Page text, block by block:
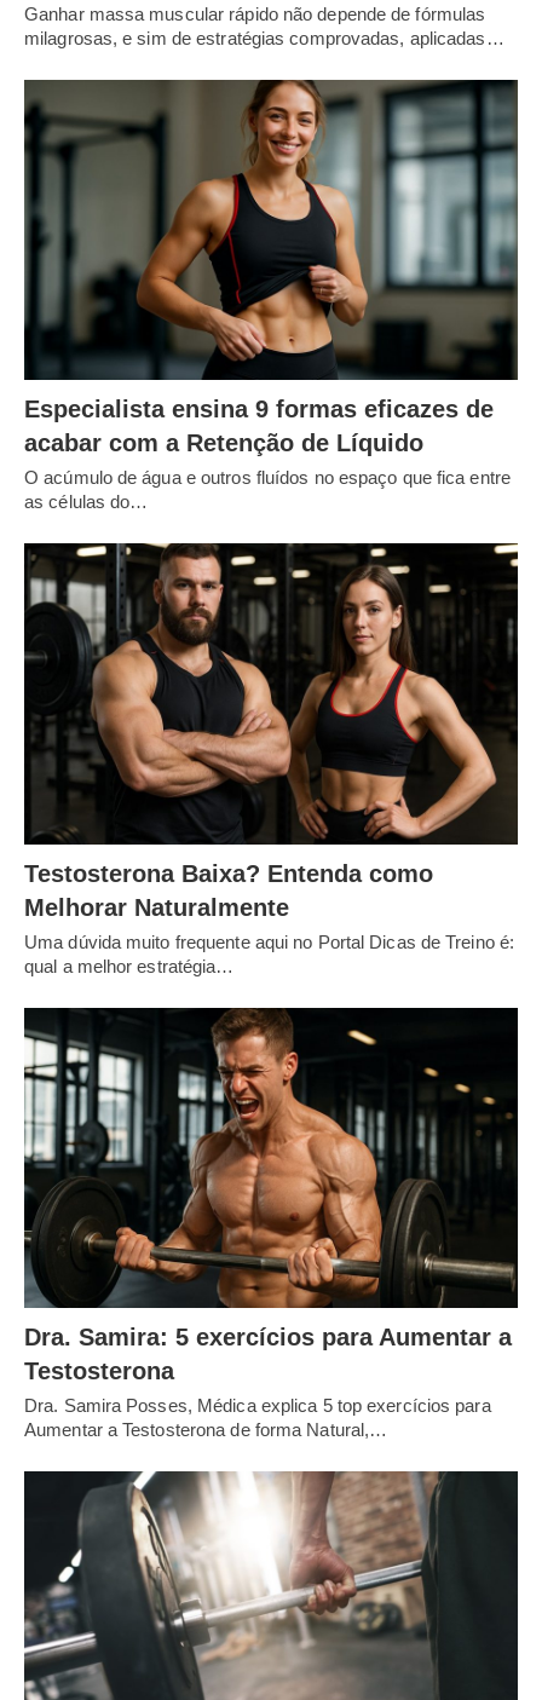
Ganhar massa muscular rápido não depende de fórmulas
milagrosas, e sim de estratégias comprovadas, aplicadas…
Especialista ensina 9 formas eficazes de
acabar com a Retenção de Líquido
O acúmulo de água e outros fluídos no espaço que fica entre
as células do…
Testosterona Baixa? Entenda como
Melhorar Naturalmente
Uma dúvida muito frequente aqui no Portal Dicas de Treino é:
qual a melhor estratégia…
Dra. Samira: 5 exercícios para Aumentar a
Testosterona
Dra. Samira Posses, Médica explica 5 top exercícios para
Aumentar a Testosterona de forma Natural,…